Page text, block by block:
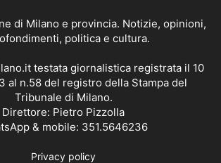
di Milano e provincia. Notizie, opinioni,
politica e cultura.
testata giornalistica registrata il 10
al n.58 del registro della Stampa del
Tribunale di Milano.
Direttore: Pietro Pizzolla
& mobile: 351.5646236
Privacy policy